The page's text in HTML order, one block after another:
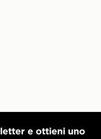
e ottieni uno